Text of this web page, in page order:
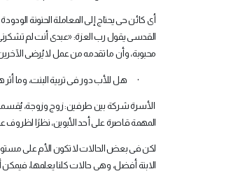
أى كائن حى يحتاج إلى المعاملة الحنونة
القدسى يقول رب العزة: «عبدى أنت لم تشكرنى
محبوبة، وأن ما تقدمه من عمل لا يُرضى
· هل للأب دور فى تربية البنت، وما
الأسرة شركة بين طرفين: زوج وزوجة،
المهمة قاصرة على أحد الأبوين، نظرًا
لكن فى بعض الحالات لا تكون الأم على مستوى
الابنة أفضل، وهى حالات كلنا يعلمها،